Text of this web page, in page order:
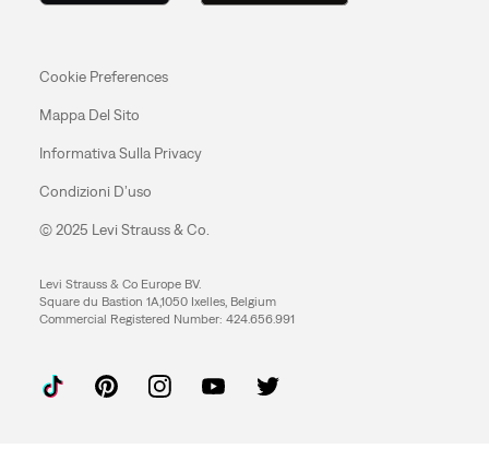
Cookie Preferences
Mappa Del Sito
Informativa Sulla Privacy
Condizioni D’uso
© 2025 Levi Strauss & Co.
Levi Strauss & Co Europe BV.
Square du Bastion 1A,1050 Ixelles, Belgium
Commercial Registered Number: 424.656.991